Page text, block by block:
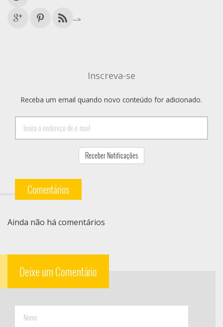
-->
Inscreva-se
Receba um email quando novo conteúdo for adicionado.
Comentários
Ainda não há comentários
Deixe um Comentário